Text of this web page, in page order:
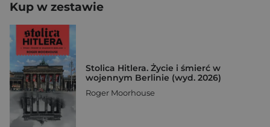
Kup w zestawie
Stolica Hitlera. Życie i śmierć w
wojennym Berlinie (wyd. 2026)
Roger Moorhouse